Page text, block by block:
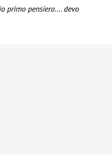
primo pensiero…. devo